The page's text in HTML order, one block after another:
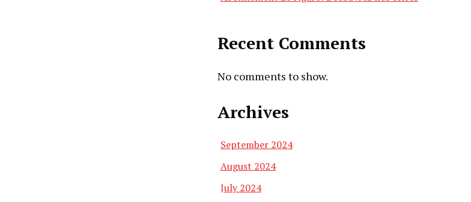
Recent Comments
No comments to show.
Archives
September 2024
August 2024
July 2024